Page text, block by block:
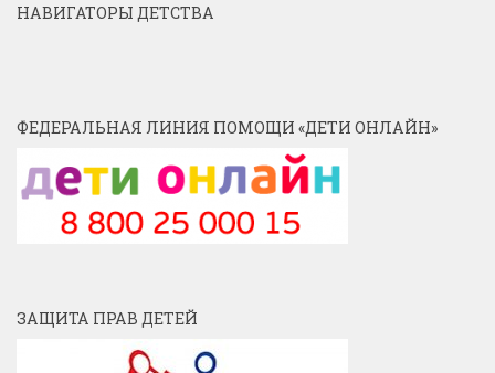
НАВИГАТОРЫ ДЕТСТВА
ФЕДЕРАЛЬНАЯ ЛИНИЯ ПОМОЩИ «ДЕТИ ОНЛАЙН»
ЗАЩИТА ПРАВ ДЕТЕЙ